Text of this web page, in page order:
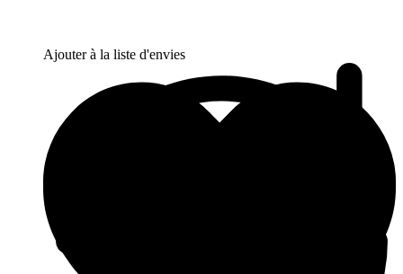
Ajouter à la liste d'envies